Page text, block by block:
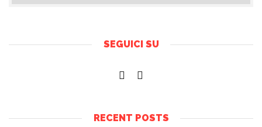
SEGUICI SU
RECENT POSTS